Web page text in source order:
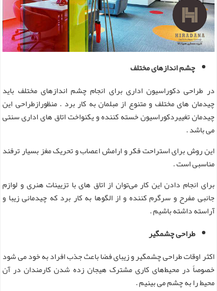
چشم اندازهای مختلف
در طراحی دکوراسیون اداری برای انجام چشم اندازهای مختلف باید
چیدمان های مختلف و متنوع از مبلمان به کار برد . منظورازطراحی این
چیدمان تغییردکوراسیون خسته کننده و یکنواخت اتاق های اداری سنتی
می باشد .
این روش برای استراحت فکر و ارامش اعصاب و تحریک مغز بسیار ترفند
مناسبی است .
برای انجام دادن این کار می‌توان از اتاق های با تزیینات هنری و لوازم
جانبی مفرح و سرگرم کننده و از الگوها به کار برد که چیدمانی زیبا و
آراسته داشته باشیم .
طراحی چشمگیر
اکثر اوقات طراحی چشمگیر و زیبای فضا باعث جذب افراد به خود می شود
خصوصاً در محیط‌های کاری مشترک هیجان زده شدن کارمندان در آن
محیط را به چشم می بینیم .